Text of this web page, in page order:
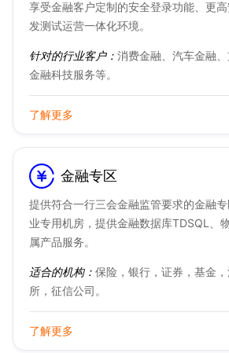
享受金融客户定制的安全登录功能、更
发测试运营一体化环境。
针对的行业客户： 消费金融、汽车金融、
金融科技服务等。
了解更多
金融专区
提供符合一行三会金融监管要求的金融
业专用机房，提供金融数据库TDSQL、
属产品服务。
适合的机构： 保险，银行，证券，基金
所，征信公司。
了解更多